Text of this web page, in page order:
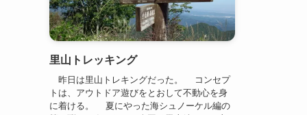
里山トレッキング
昨日は里山トレキングだった。 コンセプ
トは、アウトドア遊びをとおして不動心を身
に着ける。 夏にやった海シュノーケル編の